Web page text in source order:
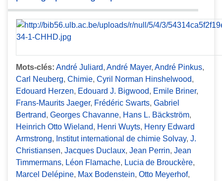
Mots-clés: André Juliard, André Mayer, André Pinkus,
Carl Neuberg, Chimie, Cyril Norman Hinshelwood,
Edouard Herzen, Edouard J. Bigwood, Emile Briner,
Frans-Maurits Jaeger, Frédéric Swarts, Gabriel
Bertrand, Georges Chavanne, Hans L. Bäckström,
Heinrich Otto Wieland, Henri Wuyts, Henry Edward
Armstrong, Institut international de chimie Solvay, J.
Christiansen, Jacques Duclaux, Jean Perrin, Jean
Timmermans, Léon Flamache, Lucia de Brouckère,
Marcel Delépine, Max Bodenstein, Otto Meyerhof,